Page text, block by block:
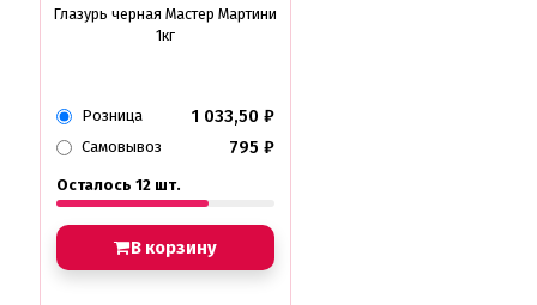
Глазурь черная Мастер Мартини
1кг
Розница 1 033,50 ₽
Самовывоз 795 ₽
Осталось 12 шт.
В корзину